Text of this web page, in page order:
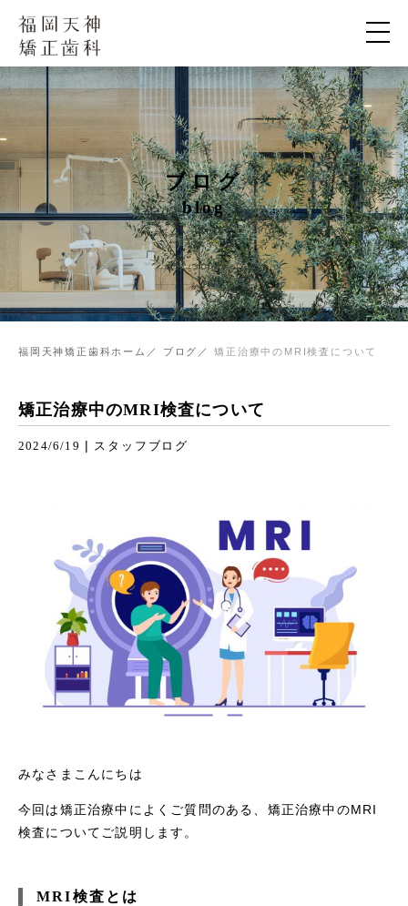
ブログ
blog
福岡天神矯正歯科ホーム ブログ 矯正治療中のMRI検査について
矯正治療中のMRI検査について
2024/6/19 | スタッフブログ
みなさまこんにちは
今回は矯正治療中によくご質問のある、矯正治療中のMRI
検査についてご説明します。
MRI検査とは